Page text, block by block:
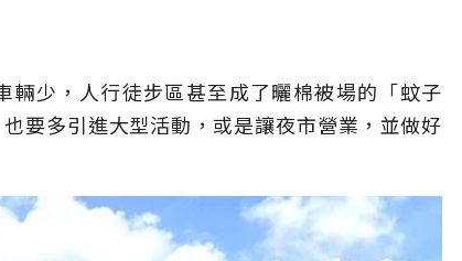
少，人行徒步區甚至成了曬棉被場的「蚊子
要多引進大型活動，或是讓夜市營業，並做好